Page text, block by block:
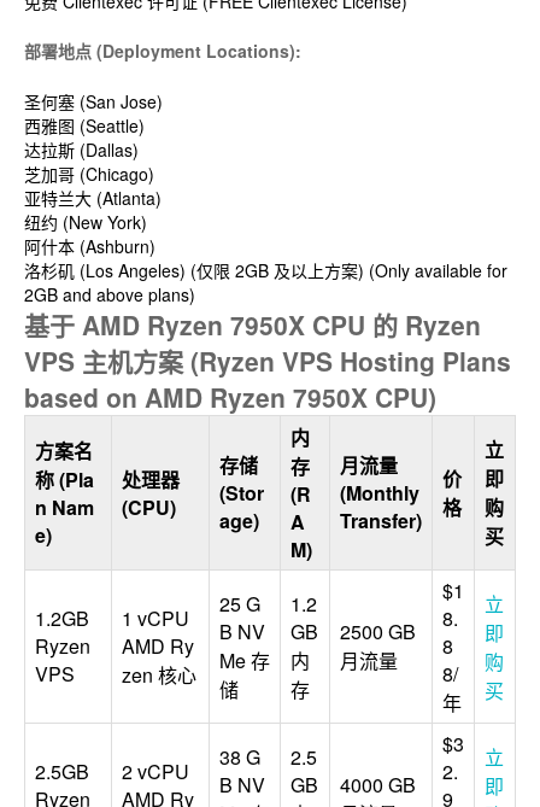
部署地点 (Deployment Locations):
圣何塞 (San Jose)
西雅图 (Seattle)
达拉斯 (Dallas)
芝加哥 (Chicago)
亚特兰大 (Atlanta)
纽约 (New York)
阿什本 (Ashburn)
洛杉矶 (Los Angeles) (仅限 2GB 及以上方案) (Only available for
2GB and above plans)
基于 AMD Ryzen 7950X CPU 的 Ryzen
VPS 主机方案 (Ryzen VPS Hosting Plans
based on AMD Ryzen 7950X CPU)
方案名
称 (Pla
n Nam
e)
处理器
(CPU)
存储
(Stor
age)
内
存
(R
A
M)
月流量
(Monthly
Transfer)
价
格
立
即
购
买
1.2GB
Ryzen
VPS
1 vCPU
AMD Ry
zen 核心
25 G
B NV
Me 存
储
1.2
GB
内
存
2500 GB
月流量
$1
8.
8
8/
年
立
即
购
买
2.5GB
Ryzen
2 vCPU
AMD Ry
38 G
B NV
2.5
GB
4000 GB
$3
2.
9
立
即